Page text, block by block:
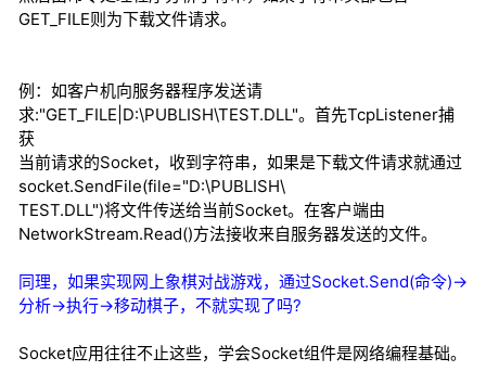
GET_FILE则为下载文件请求。
例：如客户机向服务器程序发送请
求:"GET_FILE|D:\PUBLISH\TEST.DLL"。首先TcpListener捕
获
当前请求的Socket，收到字符串，如果是下载文件请求就通过
socket.SendFile(file="D:\PUBLISH\
TEST.DLL")将文件传送给当前Socket。在客户端由
NetworkStream.Read()方法接收来自服务器发送的文件。
同理，如果实现网上象棋对战游戏，通过Socket.Send(命令)->
分析->执行->移动棋子，不就实现了吗?
Socket应用往往不止这些，学会Socket组件是网络编程基础。